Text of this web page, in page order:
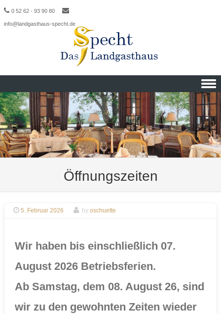
0 52 62 - 93 90 80
info@landgasthaus-specht.de
Skip to content
Öffnungszeiten
5. Februar 2026 by oschuette
Wir haben bis einschließlich 07.
August 2026 Betriebsferien.
Ab Samstag, dem 08. August 26, sind
wir zu den gewohnten Zeiten wieder